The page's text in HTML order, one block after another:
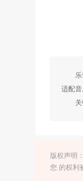
适配音
版权声明
您 的权利